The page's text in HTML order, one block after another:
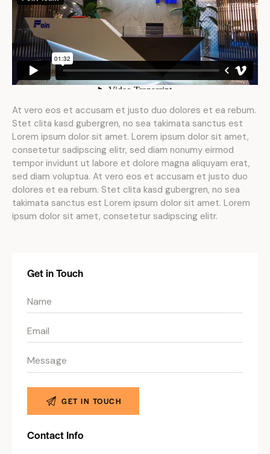
At vero eos et accusam et justo duo dolores et ea rebum.
Stet clita kasd gubergren, no sea takimata sanctus est
Lorem ipsum dolor sit amet. Lorem ipsum dolor sit amet,
consetetur sadipscing elitr, sed diam nonumy eirmod
tempor invidunt ut labore et dolore magna aliquyam erat,
sed diam voluptua. At vero eos et accusam et justo duo
dolores et ea rebum. Stet clita kasd gubergren, no sea
takimata sanctus est Lorem ipsum dolor sit amet. Lorem
ipsum dolor sit amet, consetetur sadipscing elitr.
Get in Touch
Contact Info